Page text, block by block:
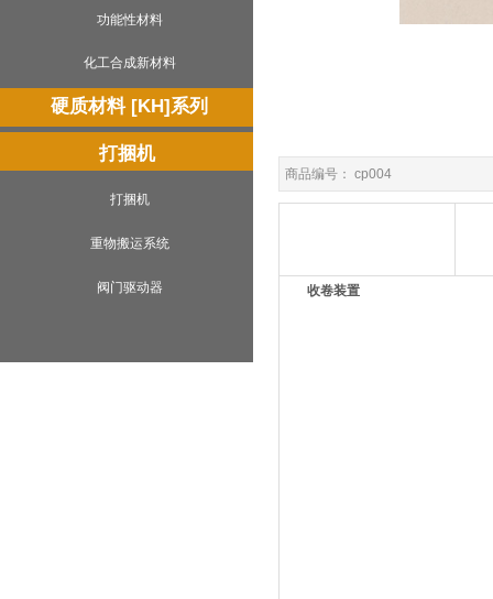
商品编号： cp004
收卷装置
功能性材料
化工合成新材料
硬质材料 [KH]系列
打捆机
打捆机
重物搬运系统
阀门驱动器